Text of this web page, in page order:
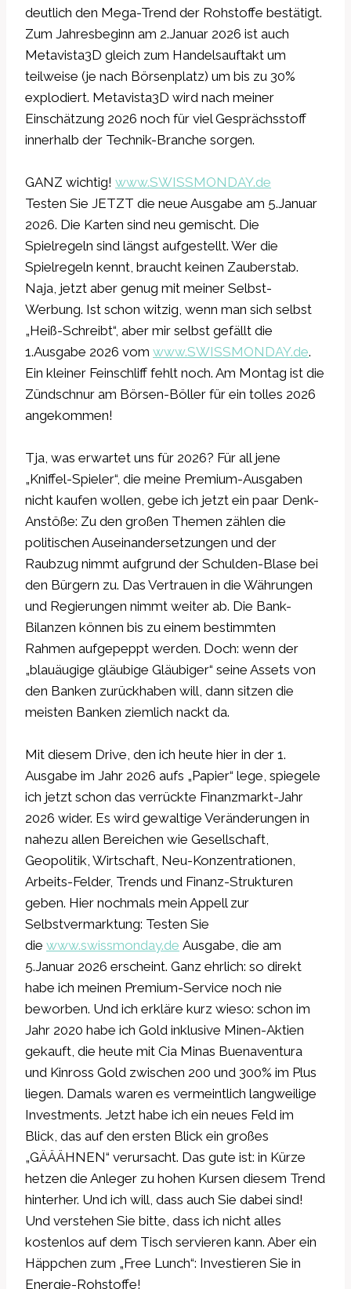
deutlich den Mega-Trend der Rohstoffe bestätigt.
Zum Jahresbeginn am 2.Januar 2026 ist auch
Metavista3D gleich zum Handelsauftakt um
teilweise (je nach Börsenplatz) um bis zu 30%
explodiert. Metavista3D wird nach meiner
Einschätzung 2026 noch für viel Gesprächsstoff
innerhalb der Technik-Branche sorgen.
GANZ wichtig! www.SWISSMONDAY.de
Testen Sie JETZT die neue Ausgabe am 5.Januar
2026. Die Karten sind neu gemischt. Die
Spielregeln sind längst aufgestellt. Wer die
Spielregeln kennt, braucht keinen Zauberstab.
Naja, jetzt aber genug mit meiner Selbst-
Werbung. Ist schon witzig, wenn man sich selbst
„Heiß-Schreibt“, aber mir selbst gefällt die
1.Ausgabe 2026 vom www.SWISSMONDAY.de.
Ein kleiner Feinschliff fehlt noch. Am Montag ist die
Zündschnur am Börsen-Böller für ein tolles 2026
angekommen!
Tja, was erwartet uns für 2026? Für all jene
„Kniffel-Spieler“, die meine Premium-Ausgaben
nicht kaufen wollen, gebe ich jetzt ein paar Denk-
Anstöße: Zu den großen Themen zählen die
politischen Auseinandersetzungen und der
Raubzug nimmt aufgrund der Schulden-Blase bei
den Bürgern zu. Das Vertrauen in die Währungen
und Regierungen nimmt weiter ab. Die Bank-
Bilanzen können bis zu einem bestimmten
Rahmen aufgepeppt werden. Doch: wenn der
„blauäugige gläubige Gläubiger“ seine Assets von
den Banken zurückhaben will, dann sitzen die
meisten Banken ziemlich nackt da.
Mit diesem Drive, den ich heute hier in der 1.
Ausgabe im Jahr 2026 aufs „Papier“ lege, spiegele
ich jetzt schon das verrückte Finanzmarkt-Jahr
2026 wider. Es wird gewaltige Veränderungen in
nahezu allen Bereichen wie Gesellschaft,
Geopolitik, Wirtschaft, Neu-Konzentrationen,
Arbeits-Felder, Trends und Finanz-Strukturen
geben. Hier nochmals mein Appell zur
Selbstvermarktung: Testen Sie
die www.swissmonday.de Ausgabe, die am
5.Januar 2026 erscheint. Ganz ehrlich: so direkt
habe ich meinen Premium-Service noch nie
beworben. Und ich erkläre kurz wieso: schon im
Jahr 2020 habe ich Gold inklusive Minen-Aktien
gekauft, die heute mit Cia Minas Buenaventura
und Kinross Gold zwischen 200 und 300% im Plus
liegen. Damals waren es vermeintlich langweilige
Investments. Jetzt habe ich ein neues Feld im
Blick, das auf den ersten Blick ein großes
„GÄÄÄHNEN“ verursacht. Das gute ist: in Kürze
hetzen die Anleger zu hohen Kursen diesem Trend
hinterher. Und ich will, dass auch Sie dabei sind!
Und verstehen Sie bitte, dass ich nicht alles
kostenlos auf dem Tisch servieren kann. Aber ein
Häppchen zum „Free Lunch“: Investieren Sie in
Energie-Rohstoffe!